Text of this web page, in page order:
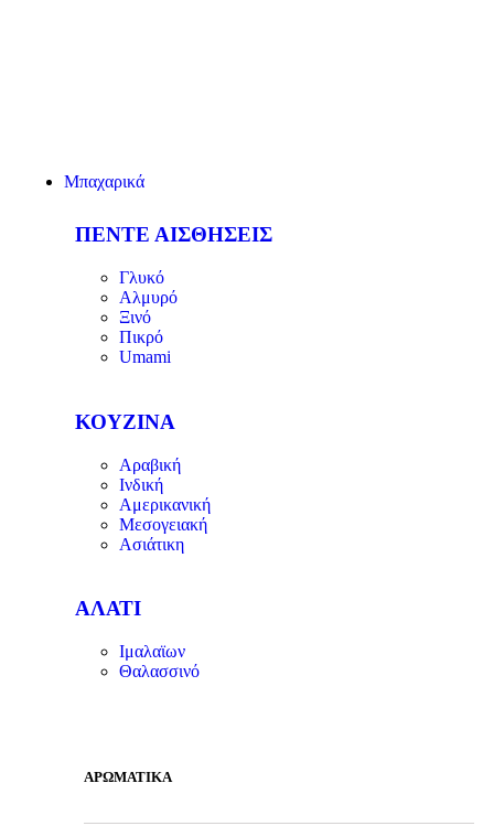
Μπαχαρικά
ΠΕΝΤΕ ΑΙΣΘΗΣΕΙΣ
Γλυκό
Αλμυρό
Ξινό
Πικρό
Umami
ΚΟΥΖΙΝΑ
Αραβική
Ινδική
Αμερικανική
Μεσογειακή
Ασιάτικη
ΑΛΑΤΙ
Ιμαλαϊων
Θαλασσινό
ΑΡΩΜΑΤΙΚΑ